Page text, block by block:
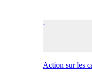
Action sur les